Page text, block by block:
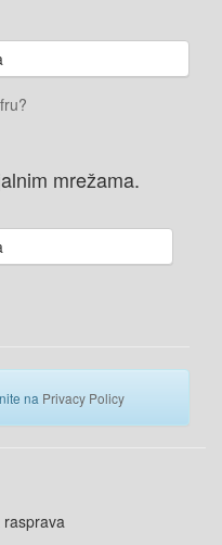
mrežama.
na Privacy Policy